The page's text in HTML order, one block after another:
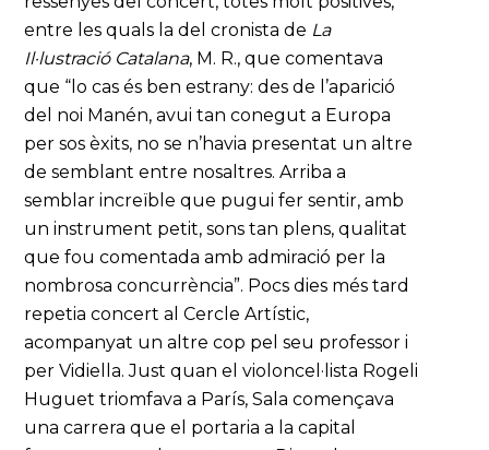
entre les quals la del cronista de La
Il·lustració Catalana, M. R., que comentava
que “lo cas és ben estrany: des de l’aparició
del noi Manén, avui tan conegut a Europa
per sos èxits, no se n’havia presentat un altre
de semblant entre nosaltres. Arriba a
semblar increïble que pugui fer sentir, amb
un instrument petit, sons tan plens, qualitat
que fou comentada amb admiració per la
nombrosa concurrència”. Pocs dies més tard
repetia concert al Cercle Artístic,
acompanyat un altre cop pel seu professor i
per Vidiella. Just quan el violoncel·lista Rogeli
Huguet triomfava a París, Sala començava
una carrera que el portaria a la capital